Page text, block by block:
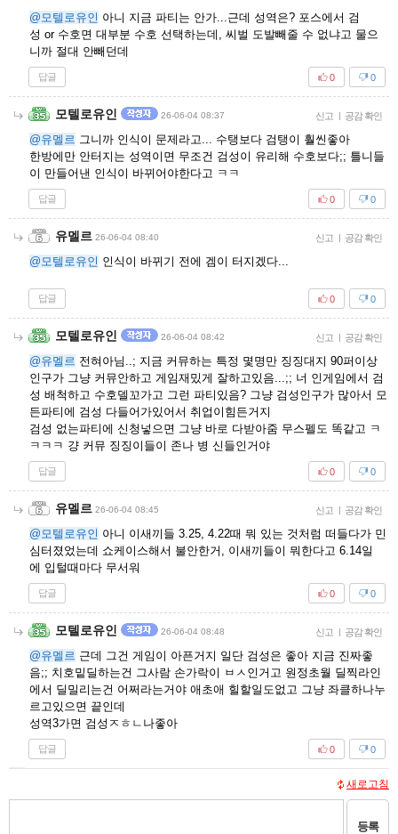
@모텔로유인 아니 지금 파티는 안가...근데 성역은? 포스에서 검
성 or 수호면 대부분 수호 선택하는데, 씨벌 도발빼줄 수 없냐고 물으
니까 절대 안빼던데
답글 0
0
모텔로유인 26-06-04 08:37 신고 | 공감 확인
@유멜르 그니까 인식이 문제라고... 수탱보다 검탱이 훨씬좋아
한방에만 안터지는 성역이면 무조건 검성이 유리해 수호보다;; 틀니들
이 만들어낸 인식이 바뀌어야한다고 ㅋㅋ
답글 0
0
유멜르 26-06-04 08:40 신고 | 공감 확인
@모텔로유인 인식이 바뀌기 전에 겜이 터지겠다...
답글 0
0
모텔로유인 26-06-04 08:42 신고 | 공감 확인
@유멜르 전혀아님..; 지금 커뮤하는 특정 몇명만 징징대지 90퍼이상
인구가 그냥 커뮤안하고 게임재밌게 잘하고있음...;; 너 인게임에서 검
성 배척하고 수호델꼬가고 그런 파티있음? 그냥 검성인구가 많아서 모
든파티에 검성 다들어가있어서 취업이힘든거지
검성 없는파티에 신청넣으면 그냥 바로 다받아줌 무스펠도 똑같고 ㅋ
ㅋㅋㅋ 걍 커뮤 징징이들이 존나 병 신들인거야
답글 0
0
유멜르 26-06-04 08:45 신고 | 공감 확인
@모텔로유인 아니 이새끼들 3.25, 4.22때 뭐 있는 것처럼 떠들다가 민
심터졌었는데 쇼케이스해서 불안한거, 이새끼들이 뭐한다고 6.14일
에 입털때마다 무서워
답글 0
0
모텔로유인 26-06-04 08:48 신고 | 공감 확인
@유멜르 근데 그건 게임이 아픈거지 일단 검성은 좋아 지금 진짜좋
음;; 치호밑딜하는건 그사람 손가락이 ㅂㅅ인거고 원정초월 딜찍라인
에서 딜밀리는건 어쩌라는거야 애초애 힐할일도없고 그냥 좌클하나누
르고있으면 끝인데
성역3가면 검성ㅈㅎㄴ나좋아
답글 0
0
새로고침
등록